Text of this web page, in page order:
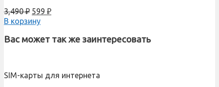
3,490₽ 599 ₽
В корзину
Вас может так же заинтересовать
SIM-карты для интернета